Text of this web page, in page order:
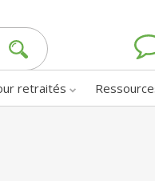
retraités